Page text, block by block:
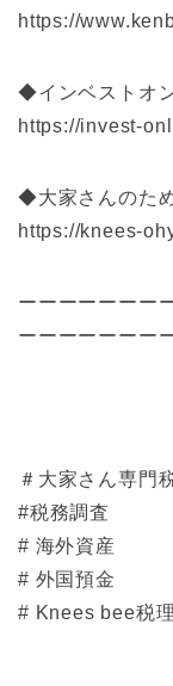
https://
◆インベストオ
https://invest-
◆大家さんのた
https://knees-
ーーーーーーー
ーーーーーーー
＃大家さん専門
#税務調査
# 海外資産
# 外国預金
# Knees bee税